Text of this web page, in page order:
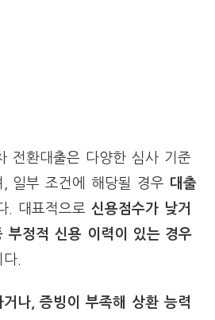
전환대출은 다양한 심사 기준
일부 조건에 해당될 경우 대출
. 대표적으로신용점수가 낮거
부정적 신용 이력이 있는 경우
.
거나, 증빙이 부족해 상환 능력